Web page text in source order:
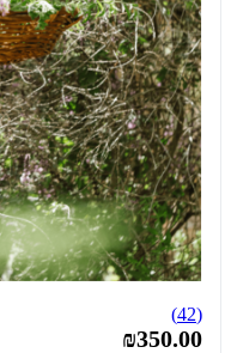
(42)
₪350.00